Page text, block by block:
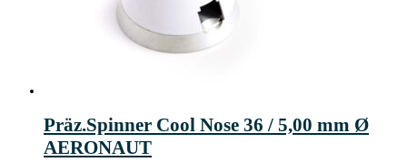
Präz.Spinner Cool Nose 36 / 5,00 mm Ø
AERONAUT